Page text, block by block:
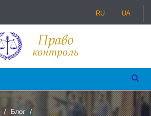
RU UA
Блог